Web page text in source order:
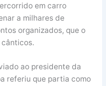
em carro
a milhares de
organizados, que o
ao presidente da
referiu que partia como